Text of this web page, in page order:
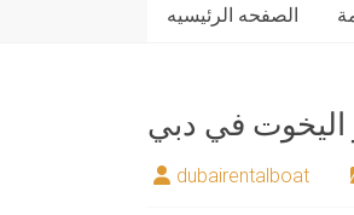
الصفحه الرئيسيه
اليخوت في دبي
dubairentalboat